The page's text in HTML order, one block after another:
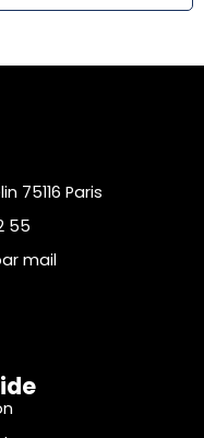
75116 Paris
55
mail